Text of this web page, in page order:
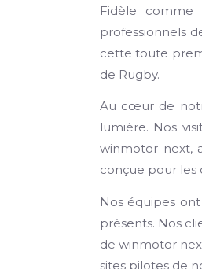
Fidèle
professionnels
cette toute
de Rugby.
Au cœur de
lumière. Nos
winmotor next,
conçue pour les
Nos équipes
présents. Nos
de winmotor
sites pilotes de